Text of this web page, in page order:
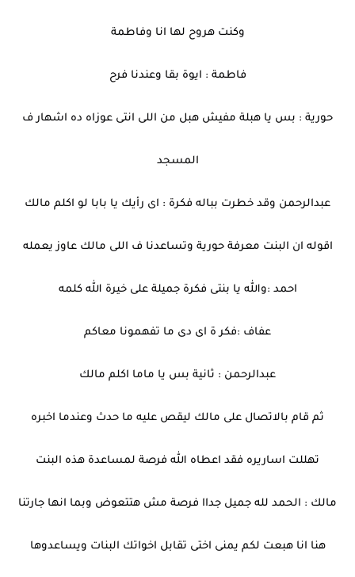
وكنت هروح لها انا وفاطمة
فاطمة : ايوة بقا وعندنا فرح
حورية : بس يا هبلة مفيش هبل من اللى انتى عوزاه ده اشهار ف
المسجد
عبدالرحمن وقد خطرت بباله فكرة : اى رأيك يا بابا لو اكلم مالك
اقوله ان البنت معرفة حورية وتساعدنا ف اللى مالك عاوز يعمله
احمد :والله يا بنتى فكرة جميلة على خيرة الله كلمه
عفاف :فكر ة اى دى ما تفهمونا معاكم
عبدالرحمن : ثانية بس يا ماما اكلم مالك
ثم قام بالاتصال على مالك ليقص عليه ما حدث وعندما اخبره
تهللت اساريره فقد اعطاه الله فرصة لمساعدة هذه البنت
مالك : الحمد لله جميل جداا فرصة مش هتتعوض وبما انها جارتنا
هنا انا هبعت لكم يمنى اختى تقابل اخواتك البنات ويساعدوها